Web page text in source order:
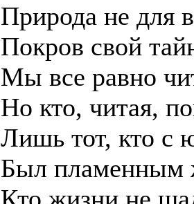
Природа не для
Покров свой
Мы все равно
Но кто, читая,
Лишь тот, кто с
Был пламенным